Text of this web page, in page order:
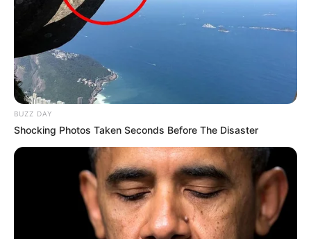
BUZZ DAY
Shocking Photos Taken Seconds Before The Disaster